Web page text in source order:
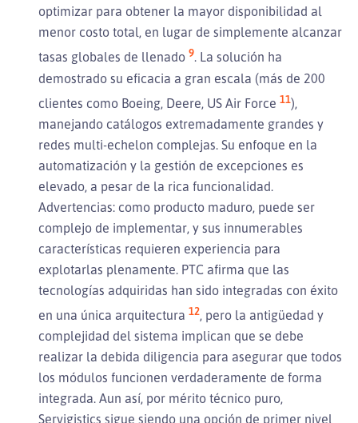
optimizar para obtener la mayor disponibilidad al
menor costo total, en lugar de simplemente alcanzar
tasas globales de llenado 9. La solución ha
demostrado su eficacia a gran escala (más de 200
clientes como Boeing, Deere, US Air Force 11),
manejando catálogos extremadamente grandes y
redes multi-echelon complejas. Su enfoque en la
automatización y la gestión de excepciones es
elevado, a pesar de la rica funcionalidad.
Advertencias: como producto maduro, puede ser
complejo de implementar, y sus innumerables
características requieren experiencia para
explotarlas plenamente. PTC afirma que las
tecnologías adquiridas han sido integradas con éxito
en una única arquitectura 12, pero la antigüedad y
complejidad del sistema implican que se debe
realizar la debida diligencia para asegurar que todos
los módulos funcionen verdaderamente de forma
integrada. Aun así, por mérito técnico puro,
Servigistics sigue siendo una opción de primer nivel